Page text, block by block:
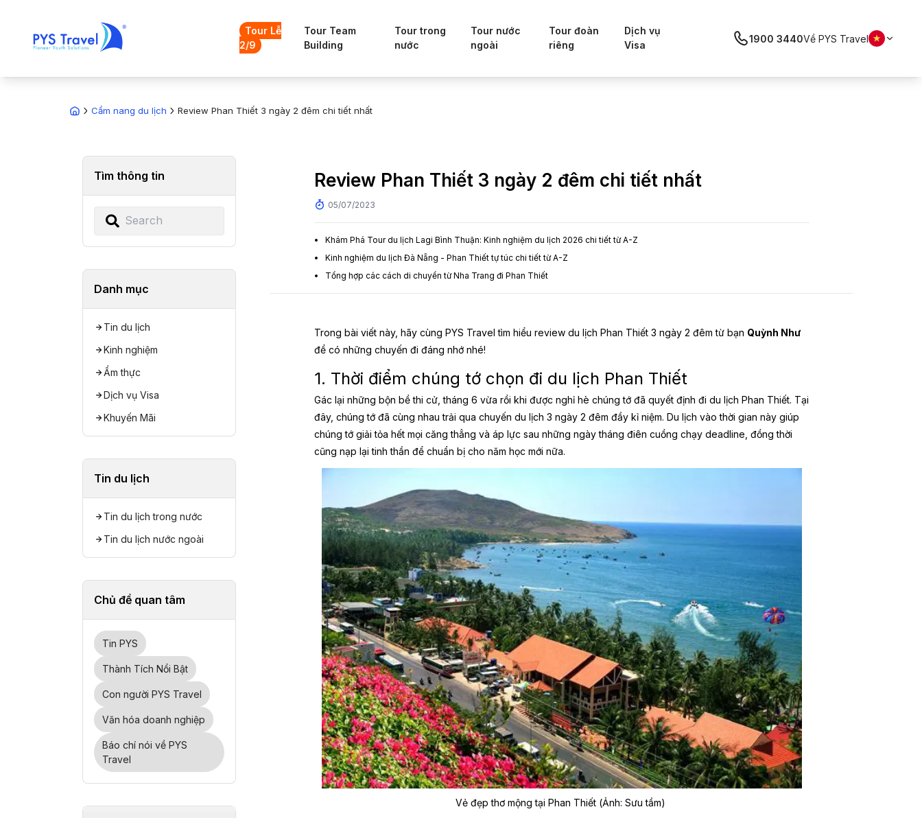
Tour Lễ
2/9
Tour Team
Building
Tour trong
nước
Tour nước
ngoài
Tour đoàn
riêng
Dịch vụ
Visa
1900 3440Về PYS Travel
Cẩm nang du lịch Review Phan Thiết 3 ngày 2 đêm chi tiết nhất
Tìm thông tin
Danh mục
Tin du lịch
Kinh nghiệm
Ẩm thực
Dịch vụ Visa
Khuyến Mãi
Tin du lịch
Tin du lịch trong nước
Tin du lịch nước ngoài
Chủ đề quan tâm
Tin PYS
Thành Tích Nổi Bật
Con người PYS Travel
Văn hóa doanh nghiệp
Báo chí nói về PYS
Travel
Review Phan Thiết 3 ngày 2 đêm chi tiết nhất
05/07/2023
Khám Phá Tour du lịch Lagi Bình Thuận: Kinh nghiệm du lịch 2026 chi tiết từ A-Z
Kinh nghiệm du lịch Đà Nẵng - Phan Thiết tự túc chi tiết từ A-Z
Tổng hợp các cách di chuyển từ Nha Trang đi Phan Thiết
Trong bài viết này, hãy cùng PYS Travel tìm hiểu review du lịch Phan Thiết 3 ngày 2 đêm từ bạn Quỳnh Như
để có những chuyến đi đáng nhớ nhé!
1. Thời điểm chúng tớ chọn đi du lịch Phan Thiết
Gác lại những bộn bề thi cử, tháng 6 vừa rồi khi được nghỉ hè chúng tớ đã quyết định đi du lịch Phan Thiết. Tại
đây, chúng tớ đã cùng nhau trải qua chuyến du lịch 3 ngày 2 đêm đầy kỉ niệm. Du lịch vào thời gian này giúp
chúng tớ giải tỏa hết mọi căng thẳng và áp lực sau những ngày tháng điên cuồng chạy deadline, đồng thời
cũng nạp lại tinh thần để chuẩn bị cho năm học mới nữa.
Vẻ đẹp thơ mộng tại Phan Thiết (Ảnh: Sưu tầm)